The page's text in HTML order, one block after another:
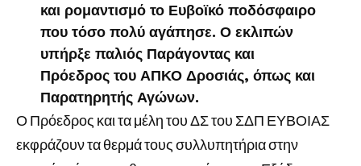
και ρομαντισμό το Ευβοϊκό ποδόσφαιρο
που τόσο πολύ αγάπησε. Ο εκλιπών
υπήρξε παλιός Παράγοντας και
Πρόεδρος του ΑΠΚΟ Δροσιάς, όπως και
Παρατηρητής Αγώνων.
Ο Πρόεδρος και τα μέλη του ΔΣ του ΣΔΠ ΕΥΒΟΙΑΣ
εκφράζουν τα θερμά τους συλλυπητήρια στην